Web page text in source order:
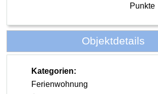
Punkte
Objektdetails
Kategorien:
Ferienwohnung